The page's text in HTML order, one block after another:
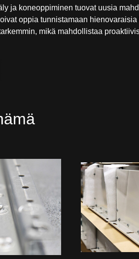
ja koneoppiminen tuovat uusia
oppia tunnistamaan
mikä mahdollistaa